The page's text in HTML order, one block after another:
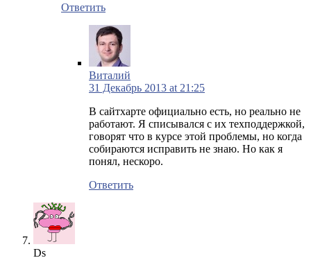
Ответить
Виталий
31 Декабрь 2013 at 21:25
В сайтхарте официально есть, но реально не
работают. Я списывался с их техподдержкой,
говорят что в курсе этой проблемы, но когда
собираются исправить не знаю. Но как я
понял, нескоро.
Ответить
Ds